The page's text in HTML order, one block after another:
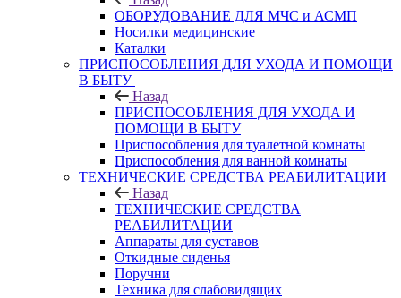
ОБОРУДОВАНИЕ ДЛЯ МЧС и АСМП
Носилки медицинские
Каталки
ПРИСПОСОБЛЕНИЯ ДЛЯ УХОДА И ПОМОЩИ
В БЫТУ
Назад
ПРИСПОСОБЛЕНИЯ ДЛЯ УХОДА И
ПОМОЩИ В БЫТУ
Приспособления для туалетной комнаты
Приспособления для ванной комнаты
ТЕХНИЧЕСКИЕ СРЕДСТВА РЕАБИЛИТАЦИИ
Назад
ТЕХНИЧЕСКИЕ СРЕДСТВА
РЕАБИЛИТАЦИИ
Аппараты для суставов
Откидные сиденья
Поручни
Техника для слабовидящих